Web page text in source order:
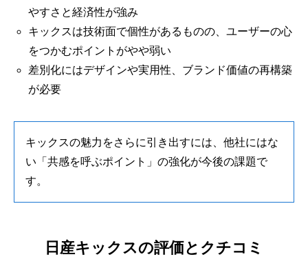
やすさと経済性が強み
キックスは技術面で個性があるものの、ユーザーの心
をつかむポイントがやや弱い
差別化にはデザインや実用性、ブランド価値の再構築
が必要
キックスの魅力をさらに引き出すには、他社にはな
い「共感を呼ぶポイント」の強化が今後の課題で
す。
日産キックスの評価とクチコミ